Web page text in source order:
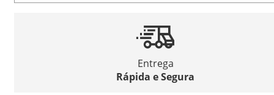
Entrega
Rápida e Segura